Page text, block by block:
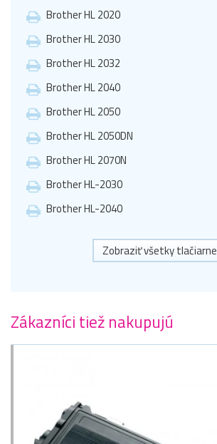
Brother HL 2020
Brother HL 2030
Brother HL 2032
Brother HL 2040
Brother HL 2050
Brother HL 2050DN
Brother HL 2070N
Brother HL-2030
Brother HL-2040
Zobraziť všetky tlačiarne
Zákazníci tiež nakupujú